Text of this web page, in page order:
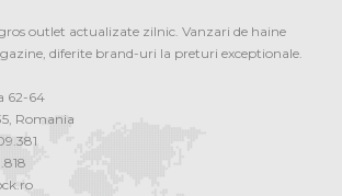
outlet actualizate zilnic. Vanzari de haine
diferite brand-uri la preturi exceptionale.
62-64
Romania